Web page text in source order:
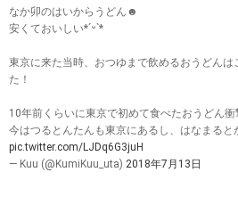
なか卯のはいからうどん☻
安くておいしい*ˊᵕˋ*
東京に来た当時、おつゆまで飲めるおうどんは
た！
10年前くらいに東京で初めて食べたおうどん衝
今はつるとんたんも東京にあるし、はなまると
pic.twitter.com/LJDq6G3juH
— Kuu (@KumiKuu_uta) 2018年7月13日